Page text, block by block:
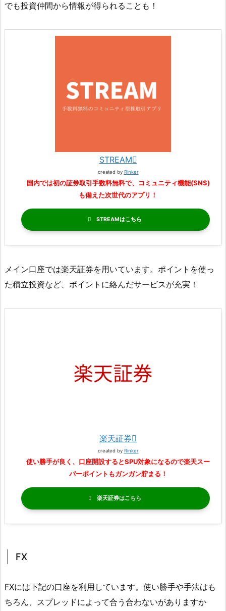
でも投資仲間から情報が得られることも！
STREAM
created by Rinker
国内では初の証券取引手数料無料で、コミュニティ機能(SNS)
も備えた次世代のアプリ！
STREAM
メイン口座では楽天証券を用いています。ポイントを使っ
た積立投資など、ポイントに絡んだサービスが充実！
楽天証券
created by Rinker
使い勝手が良く、口座開設するとSPU対象になるので楽天スー
パーポイントもガンガン貯まる！
楽天証券
FX
FXには下記の口座を利用しています。使い勝手や手法はも
ちろん、スプレッドによって合う合わないがありますか